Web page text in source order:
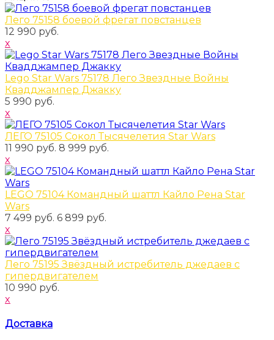
Лего 75158 боевой фрегат повстанцев
12 990 руб.
x
Lego Star Wars 75178 Лего Звездные Войны
Квадджампер Джакку
5 990 руб.
x
ЛЕГО 75105 Сокол Тысячелетия Star Wars
11 990 руб. 8 999 руб.
x
LEGO 75104 Командный шаттл Кайло Рена Star
Wars
7 499 руб. 6 899 руб.
x
Лего 75195 Звёздный истребитель джедаев с
гипердвигателем
10 990 руб.
x
Доставка